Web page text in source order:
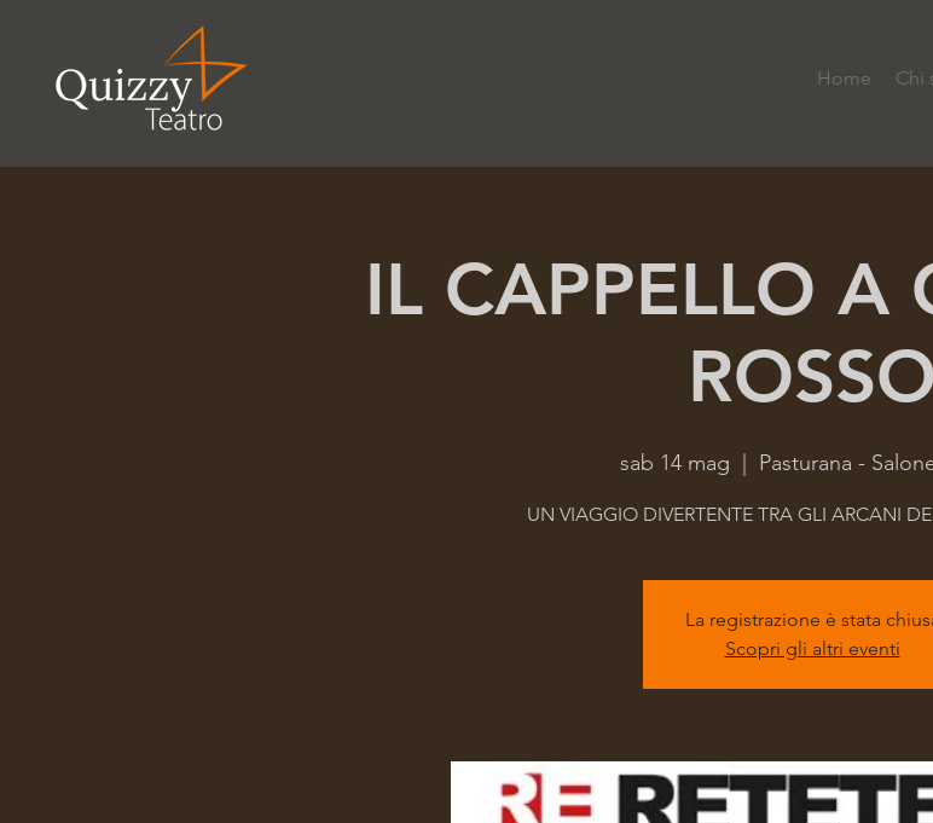
Home Chi
IL CAPPELLO A
ROSSO
sab 14 mag Pasturana -
UN VIAGGIO DIVERTENTE TRA GLI ARCANI
La registrazione è stata
Scopri gli altri eventi